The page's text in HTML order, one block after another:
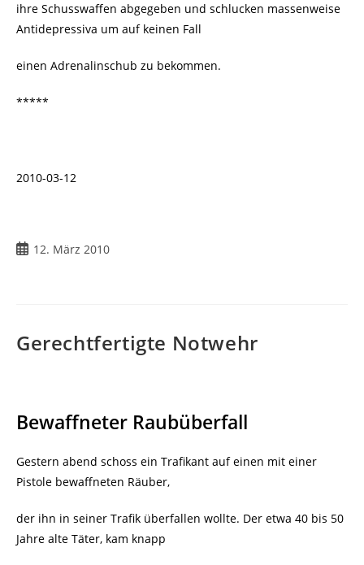
ihre Schusswaffen abgegeben und schlucken massenweise
Antidepressiva um auf keinen Fall
einen Adrenalinschub zu bekommen.
*****
2010-03-12
Beitrag12. März 2010
Gerechtfertigte Notwehr
Bewaffneter Raubüberfall
Gestern abend schoss ein Trafikant auf einen mit einer
Pistole bewaffneten Räuber,
der ihn in seiner Trafik überfallen wollte. Der etwa 40 bis 50
Jahre alte Täter, kam knapp